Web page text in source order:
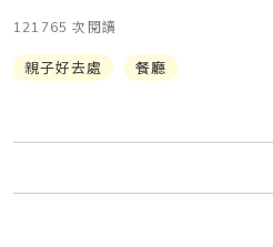
121765 次閱讀
親子好去處 餐廳